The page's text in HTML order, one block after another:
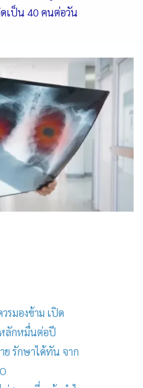
เป็น 40 คนต่อวัน
รมองข้าม เปิด
ลักหมื่นต่อปี
ย รักษาได้ทัน จาก